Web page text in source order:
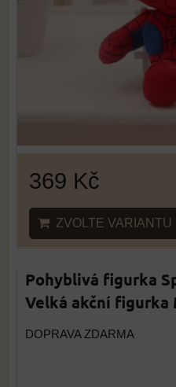
369 Kč
ZVOLTE VARIANTU
Pohyblivá figurka
Velká akční figurka
DOPRAVA ZDARMA